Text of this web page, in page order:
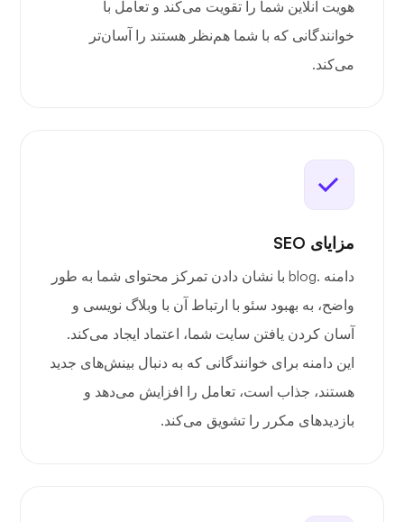
هویت آنلاین شما را تقویت می‌کند و تعامل با
خوانندگانی که با شما هم‌نظر هستند را آسان‌تر
می‌کند.
مزایای SEO
دامنه .blog با نشان دادن تمرکز محتوای شما به طور
واضح، به بهبود سئو با ارتباط آن با وبلاگ نویسی و
آسان کردن یافتن سایت شما، اعتماد ایجاد می‌کند.
این دامنه برای خوانندگانی که به دنبال بینش‌های جدید
هستند، جذاب است، تعامل را افزایش می‌دهد و
بازدیدهای مکرر را تشویق می‌کند.